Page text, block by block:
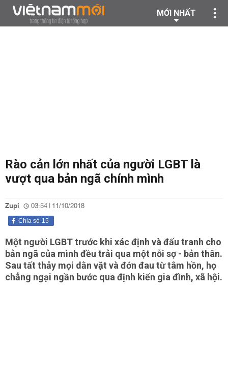
MỚI NHẤT
Rào cản lớn nhất của người LGBT là
vượt qua bản ngã chính mình
Zupi 03:54 | 11/10/2018
15
Chia sẻ
Một người LGBT trước khi xác định và đấu tranh cho
bản ngã của mình đều trải qua một nỗi sợ - bản thân.
Sau tất thảy mọi dằn vặt và đớn đau từ tâm hồn, họ
chẳng ngại ngần bước qua định kiến gia đình, xã hội.